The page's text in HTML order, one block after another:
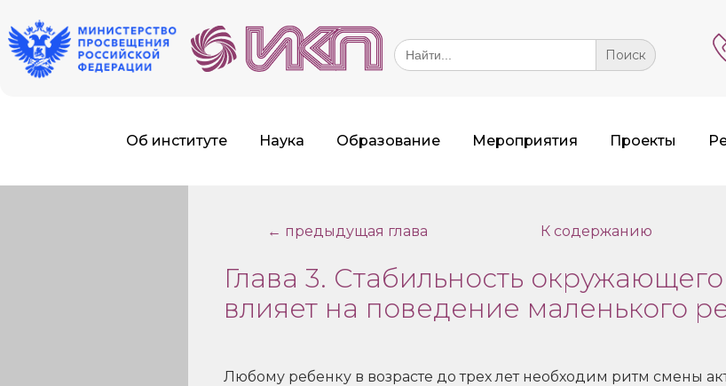
Search
for:
Об институте Наука Образование Мероприятия Проекты
← предыдущая глава К содержанию
Глава 3. Стабильность
влияет на поведение маленького
Любому ребенку в возрасте до трех лет необходим ритм смены